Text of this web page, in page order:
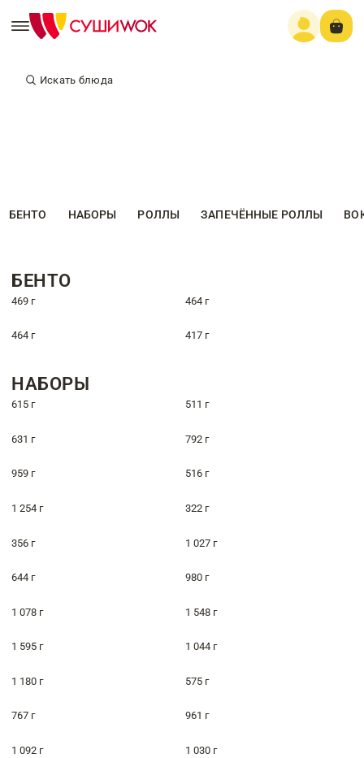
Искать блюда
БЕНТО НАБОРЫ РОЛЛЫ ЗАПЕЧЁННЫЕ РОЛЛЫ
БЕНТО
469 г 464 г
464 г 417 г
НАБОРЫ
615 г 511 г
631 г 792 г
959 г 516 г
1 254 г 322 г
356 г 1 027 г
644 г 980 г
1 078 г 1 548 г
1 595 г 1 044 г
1 180 г 575 г
767 г 961 г
1 092 г 1 030 г